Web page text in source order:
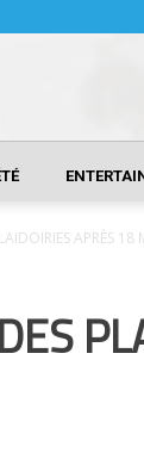
APRÈS 18